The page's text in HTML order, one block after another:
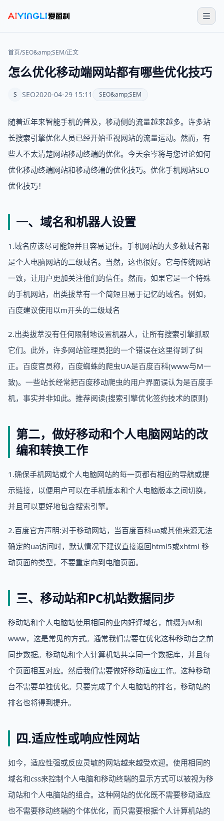
首页/SEO&amp;SEM/正文
怎么优化移动端网站都有哪些优化技巧
S SEO2020-04-29 15:11 SEO&amp;SEM
随着近年来智能手机的普及，移动侧的流量越来越多。许多站
长搜索引擎优化人员已经开始重视网站的流量运动。然而，有
些人不太清楚网站移动终端的优化。今天余岑将与您讨论如何
优化移动终端网站和移动终端的优化技巧。优化手机网站SEO
优化技巧！
一、域名和机器人设置
1.域名应该尽可能短并且容易记住。手机网站的大多数域名都
是个人电脑网站的二级域名。当然，这也很好。它与传统网站
一致，让用户更加关注他们的信任。然而，如果它是一个特殊
的手机网站，出类拔萃有一个简短且易于记忆的域名。例如，
百度建议使用以m开头的二级域名
2.出类拔萃没有任何限制地设置机器人，让所有搜索引擎抓取
它们。此外，许多网站管理员犯的一个错误在这里得到了纠
正。百度官员称，百度蜘蛛的爬虫UA是百度百科(www与M一
致)。一些站长经常把百度移动爬虫的用户界面误认为是百度手
机，事实并非如此。推荐阅读(搜索引擎优化签约技术的原则)
第二，做好移动和个人电脑网站的改
编和转换工作
1.确保手机网站或个人电脑网站的每一页都有相应的导航或提
示链接，以便用户可以在手机版本和个人电脑版本之间切换，
并且可以更好地包含搜索引擎。
2.百度官方声明:对于移动网站，当百度百科ua或其他来源无法
确定的ua访问时，默认情况下建议直接返回html5或xhtml 移
动页面的类型，不要重定向到电脑页面。
三、移动站和PC机站数据同步
移动站和个人电脑站使用相同的业内好评域名，前缀为M和
www，这是常见的方式。通常我们需要在优化这种移动台之前
同步数据。移动站和个人计算机站共享同一个数据库，并且每
个页面相互对应。然后我们需要做好移动适应工作。这种移动
台不需要单独优化。只要完成了个人电脑站的排名，移动站的
排名也将得到提升。
四.适应性或响应性网站
如今，适应性强或反应灵敏的网站越来越受欢迎。使用相同的
域名和css来控制个人电脑和移动终端的显示方式可以被视为移
动站和个人电脑站的组合。这种网站的优化既不需要移动适应
也不需要移动终端的个体优化，而只需要根据个人计算机站的